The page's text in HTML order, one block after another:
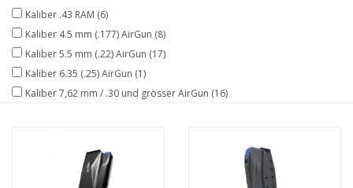
Kaliber .43 RAM (6)
Kaliber 4.5 mm (.177) AirGun (8)
Kaliber 5.5 mm (.22) AirGun (17)
Kaliber 6.35 (.25) AirGun (1)
Kaliber 7,62 mm / .30 und grösser AirGun (16)